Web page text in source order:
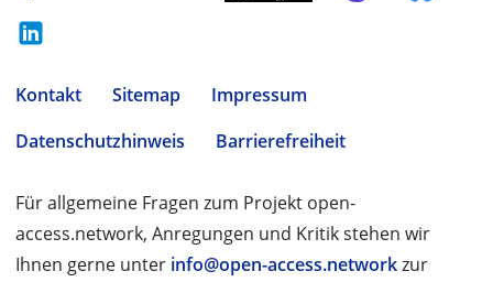
Kontakt Sitemap
Impressum
Datenschutzhinweis
Barrierefreiheit
Für allgemeine Fragen zum Projekt open-
access.network, Anregungen und Kritik stehen wir
Ihnen gerne unter info@open-access.networkzur